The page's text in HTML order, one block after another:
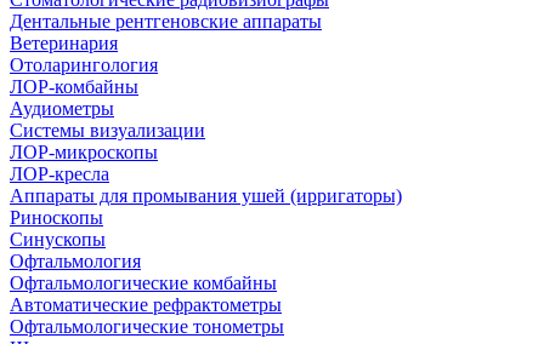
Дентальные рентгеновские аппараты
Ветеринария
Отоларингология
ЛОР-комбайны
Аудиометры
Системы визуализации
ЛОР-микроскопы
ЛОР-кресла
Аппараты для промывания ушей (ирригаторы)
Риноскопы
Синускопы
Офтальмология
Офтальмологические комбайны
Автоматические рефрактометры
Офтальмологические тонометры